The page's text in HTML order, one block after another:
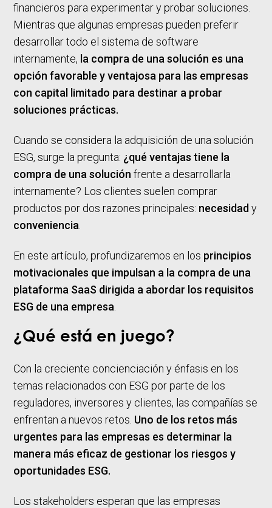
financieros para experimentar y probar soluciones.
Mientras que algunas empresas pueden preferir
desarrollar todo el sistema de software
internamente, la compra de una solución es una
opción favorable y ventajosa para las empresas
con capital limitado para destinar a probar
soluciones prácticas.
Cuando se considera la adquisición de una solución
ESG, surge la pregunta: ¿qué ventajas tiene la
compra de una solución frente a desarrollarla
internamente? Los clientes suelen comprar
productos por dos razones principales: necesidad y
conveniencia.
En este artículo, profundizaremos en los principios
motivacionales que impulsan a la compra de una
plataforma SaaS dirigida a abordar los requisitos
ESG de una empresa.
¿Qué está en juego?
Con la creciente concienciación y énfasis en los
temas relacionados con ESG por parte de los
reguladores, inversores y clientes, las compañías se
enfrentan a nuevos retos. Uno de los retos más
urgentes para las empresas es determinar la
manera más eficaz de gestionar los riesgos y
oportunidades ESG.
Los stakeholders esperan que las empresas